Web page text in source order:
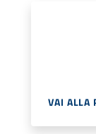
VAI ALLA